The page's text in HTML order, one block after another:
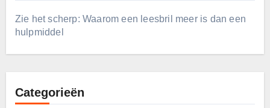
Zie het scherp: Waarom een leesbril meer is dan een
hulpmiddel
Categorieën